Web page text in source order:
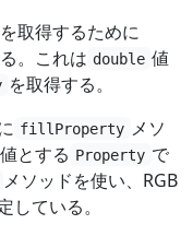
取得するために
。これは double 値
を取得する。
fillProperty メソ
とする Property で
メソッドを使い、RGB
ている。